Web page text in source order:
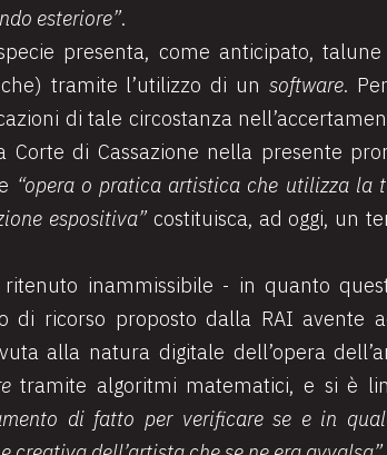
esteriore”.
presenta, come anticipato,
tramite l’utilizzo di un software.
di tale circostanza
Corte di Cassazione nella presente
“opera o pratica artistica che utilizza la
espositiva” costituisca, ad oggi, un
inammissibile - in quanto
di ricorso proposto dalla RAI avente
alla natura digitale dell’opera
tramite algoritmi matematici, e si è
di fatto per verificare se e in